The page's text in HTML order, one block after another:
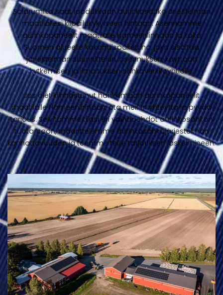
Solarumilta saat laadukkaan aurinkosähköjärjestelmän
maatilallesi kilpailukykyiseen hintaan. Asennamme
aurinkopaneelit maatilalle Hämeenlinnaan ja koko
Suomen alueelle kokonaispakettina, joka sisältää
järjestelmän suunnittelun, asennuksen, käyttöön
kytkemisen ja ilmoituksen sähköverkkoyhtiölle.
Jos olet kiinnostunut hankkimaan aurinkopaneelit
maatilalle Hämeenlinnaan, ota meihin yhteyttä ja pyydä
tarjous. Selvitämme tilasi eri vaihdoehdot aurinkosähkön
tuotantoon, määrittelemme aurinkosähköjärjestelmän
kannattavuuden ja teemme teille tarjouksen laskelmineen.